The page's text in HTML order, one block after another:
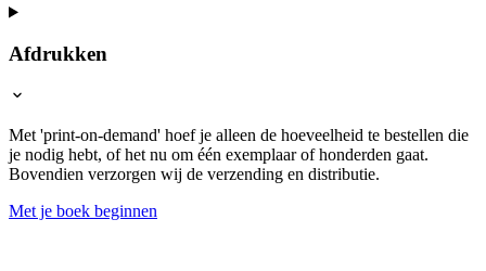
Afdrukken
Met 'print-on-demand' hoef je alleen de hoeveelheid te bestellen die
je nodig hebt, of het nu om één exemplaar of honderden gaat.
Bovendien verzorgen wij de verzending en distributie.
Met je boek beginnen